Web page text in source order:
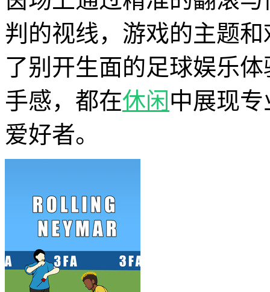
判的视线，游戏的主题
了别开生面的足球娱乐
手感，都在休闲 中展现
爱好者。